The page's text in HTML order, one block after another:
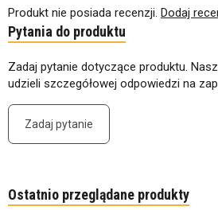
Produkt nie posiada recenzji. Dodaj
Pytania do produktu
Zadaj pytanie dotyczące produktu.
udzieli szczegółowej odpowiedzi na
Zadaj pytanie
Ostatnio przeglądane produkty